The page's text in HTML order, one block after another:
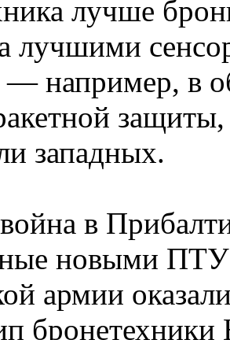
лучше
лучшими
— например, в
западных.
в
новыми
армии